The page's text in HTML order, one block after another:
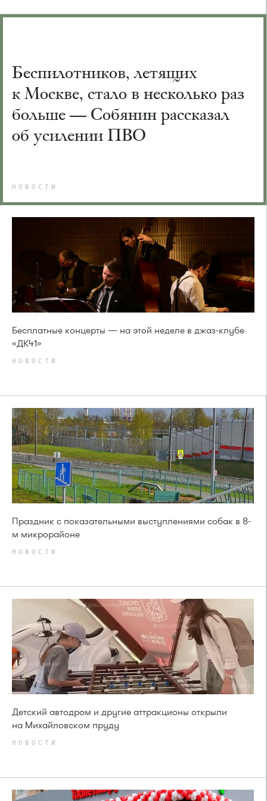
Беспилотников, летящих
к Москве, стало в несколько раз
больше — Собянин рассказал
об усилении ПВО
НОВОСТИ
Бесплатные концерты — на этой неделе в джаз-клубе
«ДК41»
НОВОСТИ
Праздник с показательными выступлениями собак в 8-
м микрорайоне
НОВОСТИ
Детский автодром и другие аттракционы открыли
на Михайловском пруду
НОВОСТИ